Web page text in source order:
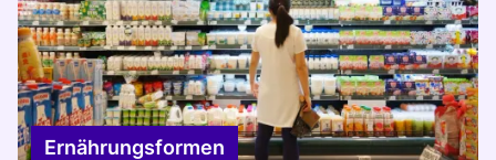
Ernährungsformen